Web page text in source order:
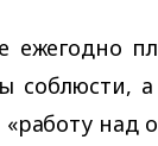
ежегодно
соблюсти,
над